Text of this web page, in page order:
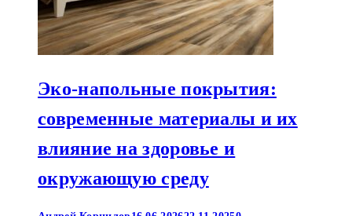
Эко-напольные покрытия:
современные материалы и их
влияние на здоровье и
окружающую среду